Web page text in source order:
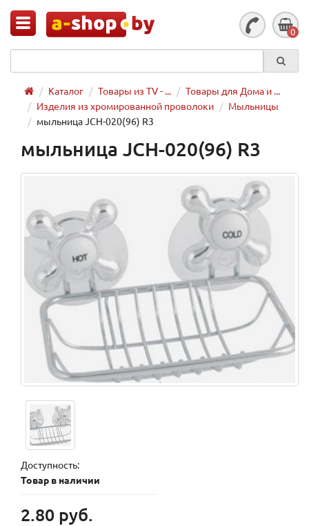
0
Каталог Товары из TV - ...
Товары для Дома и ...
Изделия из хромированной проволоки
Мыльницы
мыльница JCH-020(96) R3
мыльница JCH-020(96) R3
Доступность:
Товар в наличии
2.80 руб.